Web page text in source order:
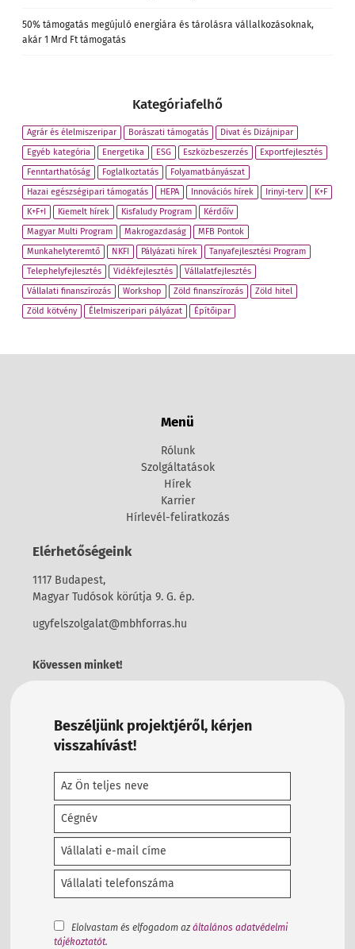
50% támogatás megújuló energiára és tárolásra vállalkozásoknak,
akár 1 Mrd Ft támogatás
Kategóriafelhő
Agrár és élelmiszeripar Borászati támogatás
Divat és Dizájnipar
Egyéb kategória
Energetika ESG Eszközbeszerzés
Exportfejlesztés
Fenntarthatóság
Foglalkoztatás
Folyamatbányászat
Hazai egészségipari támogatás
HEPA Innovációs hírek Irinyi-terv
K+F
K+F+I
Kiemelt hírek Kisfaludy Program
Kérdőív
Magyar Multi Program
Makrogazdaság
MFB Pontok
Munkahelyteremtő
NKFI Pályázati hírek
Tanyafejlesztési Program
Telephelyfejlesztés
Vidékfejlesztés
Vállalatfejlesztés
Vállalati finanszírozás
Workshop Zöld finanszírozás
Zöld hitel
Zöld kötvény
Élelmiszeripari pályázat Építőipar
Menü
Rólunk
Szolgáltatások
Hírek
Karrier
Hírlevél-feliratkozás
Elérhetőségeink
1117 Budapest,
Magyar Tudósok körútja 9. G. ép.
ugyfelszolgalat@mbhforras.hu
Kövessen minket!
Beszéljünk projektjéről, kérjen
visszahívást!
Elolvastam és elfogadom azáltalános adatvédelmi
tájékoztatót.